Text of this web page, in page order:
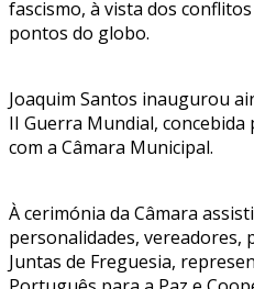
fascismo, à vista dos
pontos do globo.
Joaquim Santos inaugurou
II Guerra Mundial, concebida
com a Câmara Municipal.
À cerimónia da Câmara
personalidades, vereadores,
Juntas de Freguesia,